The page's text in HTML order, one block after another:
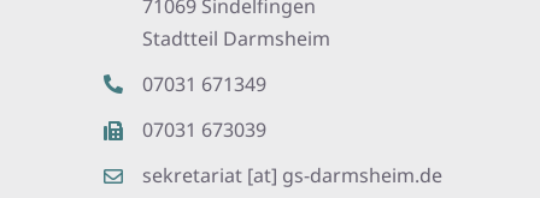
71069 Sindelfingen
Stadtteil Darmsheim
07031 671349
07031 673039
sekretariat [at] gs-darmsheim.de